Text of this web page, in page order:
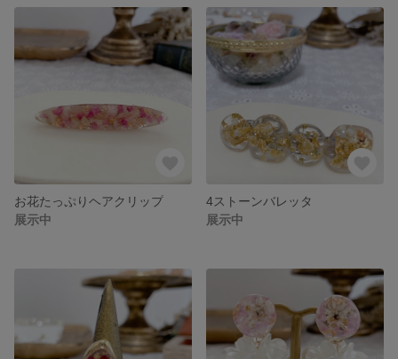
お花たっぷりヘアクリップ
展示中
4ストーンバレッタ
展示中